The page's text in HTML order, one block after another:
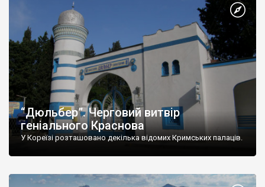
“Дюльбер”. Черговий витвір
геніального Краснова
У Кореїзі розташовано декілька відомих Кримських палаців.